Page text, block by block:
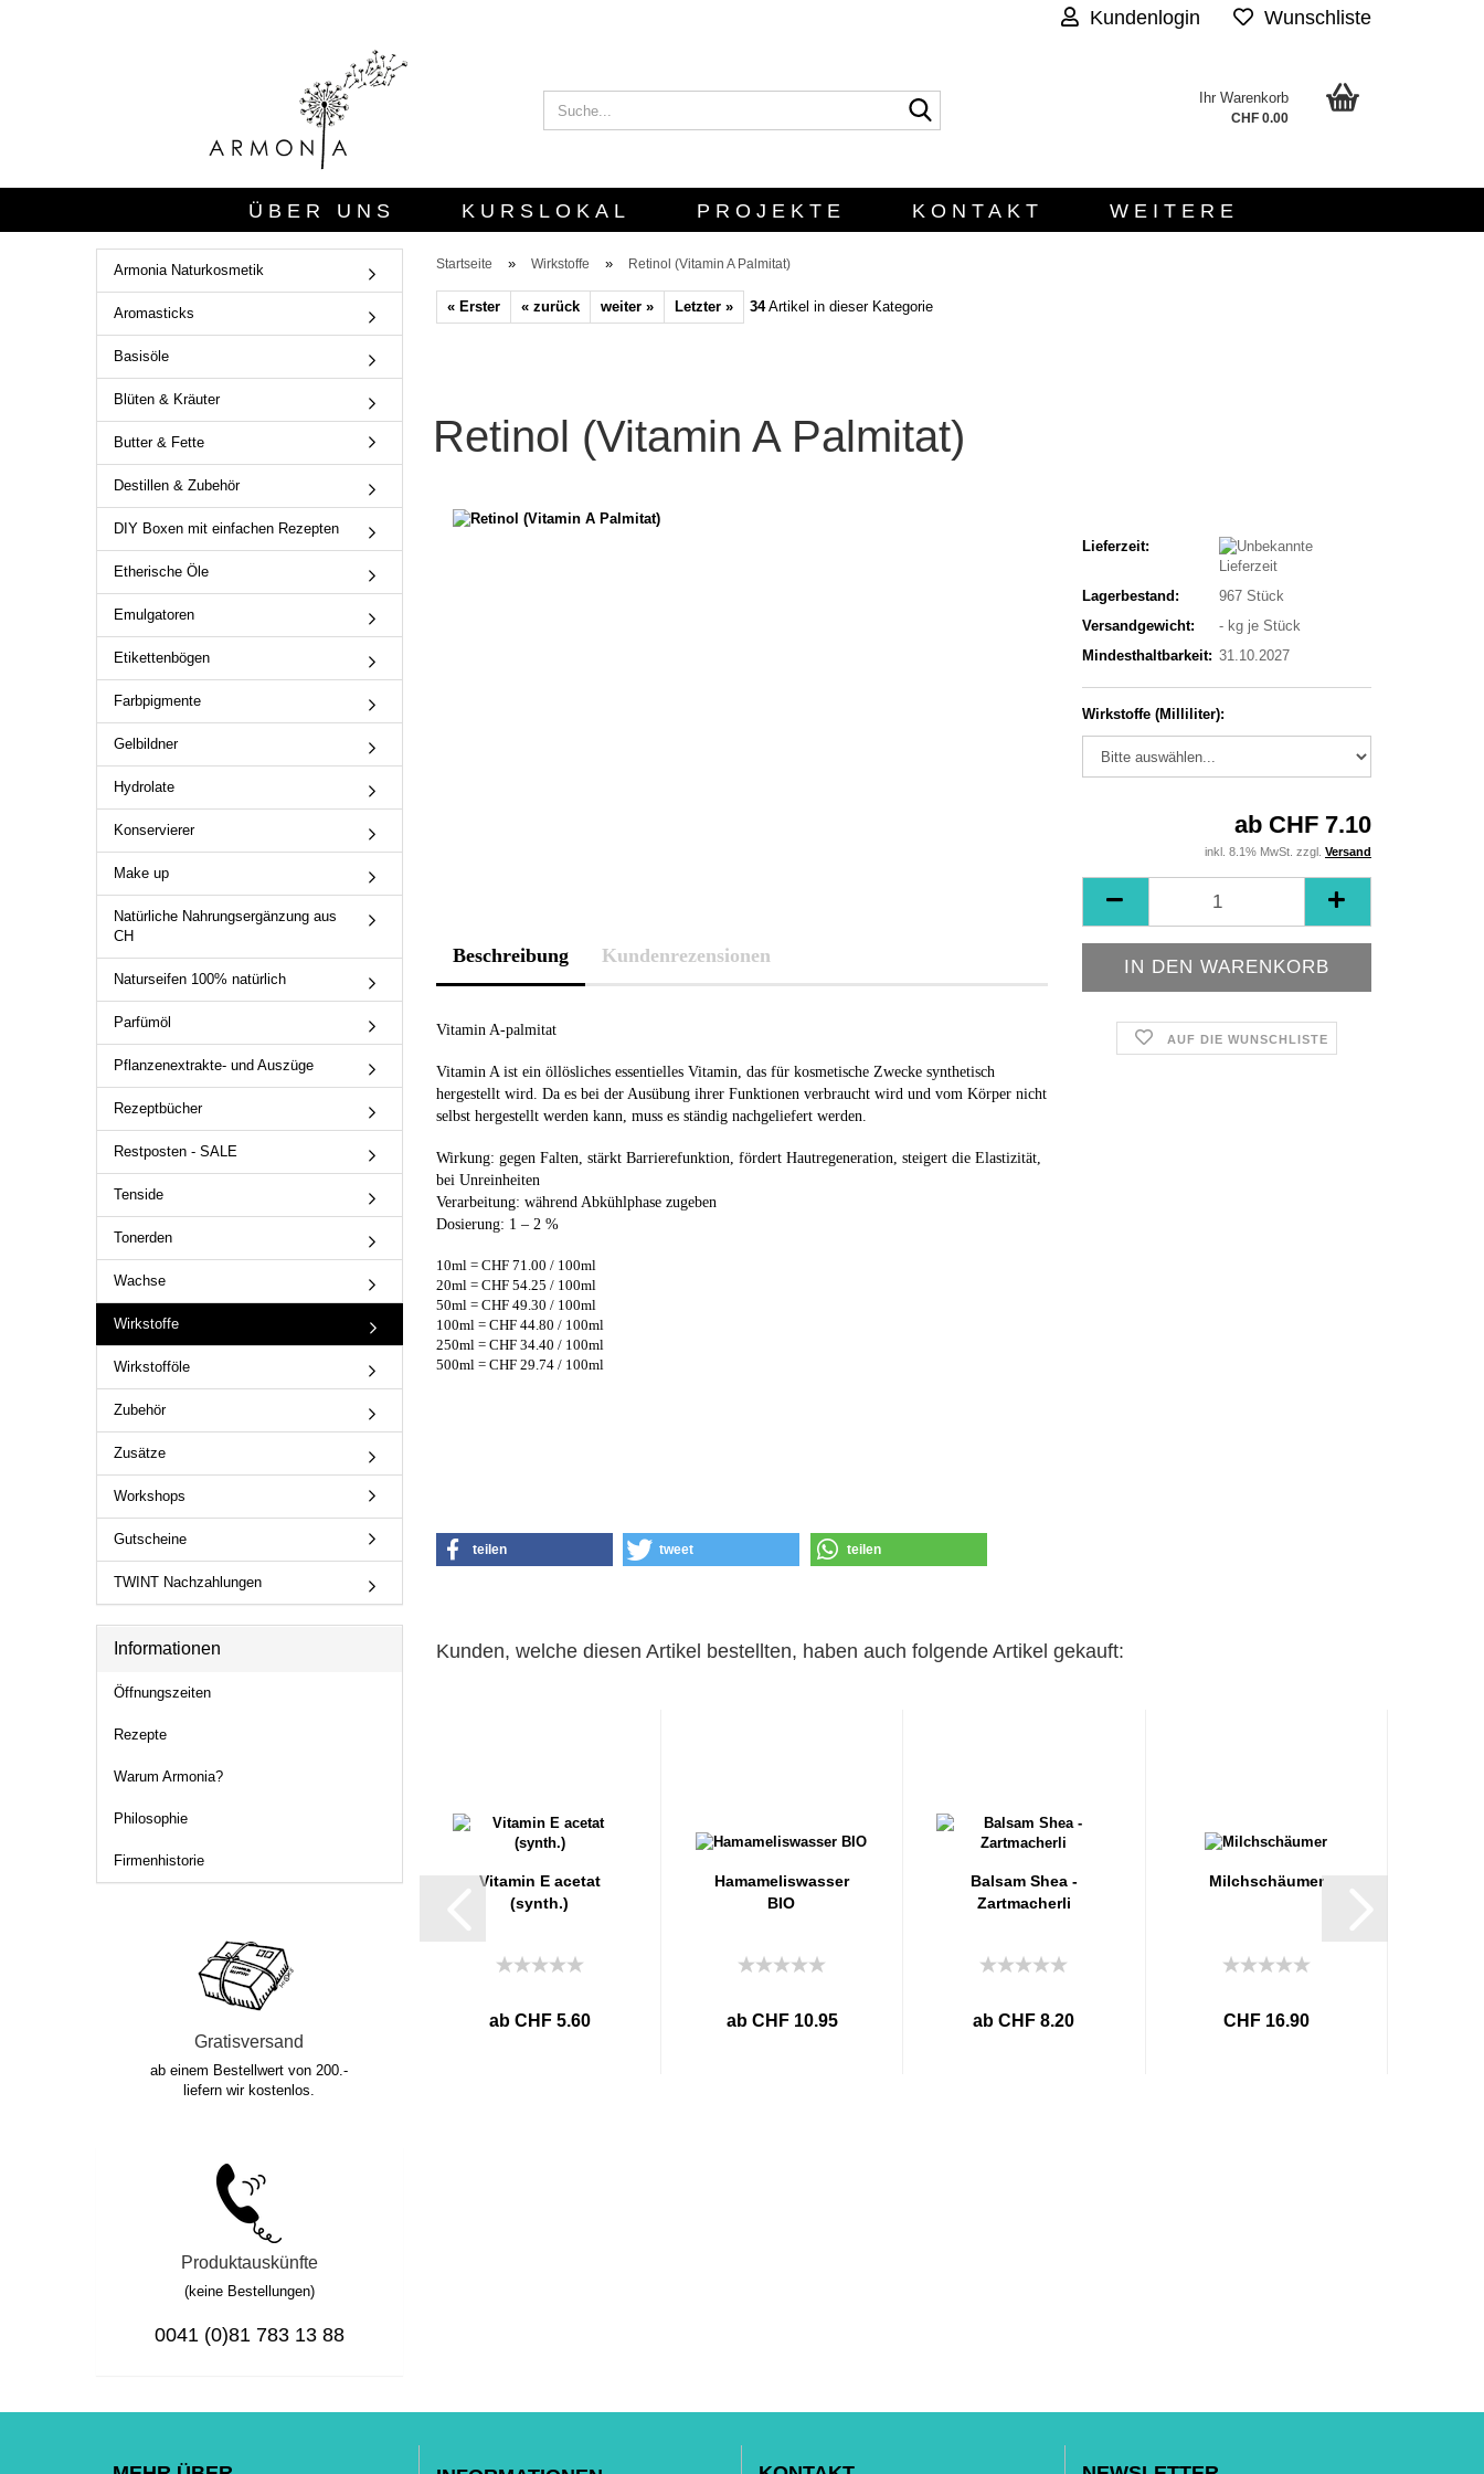
Kundenlogin
E-Mail
Passwort
Wunschliste
Ihr Warenkorb
CHF 0.00
ÜBER UNS KURSLOKAL PROJEKTE KONTAKT WEITERE
Startseite » Wirkstoffe » Retinol (Vitamin A Palmitat)
« Erster « zurück weiter » Letzter » 34Artikel in dieser Kategorie
Retinol (Vitamin A Palmitat)
Lieferzeit:
Lagerbestand: 967 Stück
Versandgewicht:
-kg je Stück
Mindesthaltbarkeit: 31.10.2027
Wirkstoffe (Milliliter):
ab CHF 7.10
inkl. 8.1% MwSt. zzgl. Versand
AUF DIE WUNSCHLISTE
Beschreibung Kundenrezensionen
Vitamin A-palmitat
Vitamin A ist ein öllösliches essentielles Vitamin, das für kosmetische Zwecke synthetisch
hergestellt wird. Da es bei der Ausübung ihrer Funktionen verbraucht wird und vom Körper nicht
selbst hergestellt werden kann, muss es ständig nachgeliefert werden.
Wirkung: gegen Falten, stärkt Barrierefunktion, fördert Hautregeneration, steigert die Elastizität,
bei Unreinheiten
Verarbeitung: während Abkühlphase zugeben
Dosierung: 1 – 2 %
10ml = CHF 71.00 / 100ml
20ml = CHF 54.25 / 100ml
50ml = CHF 49.30 / 100ml
100ml = CHF 44.80 / 100ml
250ml = CHF 34.40 / 100ml
500ml = CHF 29.74 / 100ml
teilen tweet teilen
Kunden, welche diesen Artikel bestellten, haben auch folgende Artikel gekauft:
Vitamin E acetat
(synth.)
ab CHF 5.60
Hamameliswasser
BIO
ab CHF 10.95
Balsam Shea -
Zartmacherli
ab CHF 8.20
Milchschäumer
CHF 16.90
Armonia Naturkosmetik
Aromasticks
Basisöle
Blüten & Kräuter
Butter & Fette
Destillen & Zubehör
DIY Boxen mit einfachen Rezepten
Etherische Öle
Emulgatoren
Etikettenbögen
Farbpigmente
Gelbildner
Hydrolate
Konservierer
Make up
Natürliche Nahrungsergänzung aus
CH
Naturseifen 100% natürlich
Parfümöl
Pflanzenextrakte- und Auszüge
Rezeptbücher
Restposten - SALE
Tenside
Tonerden
Wachse
Wirkstoffe
Wirkstofföle
Zubehör
Zusätze
Workshops
Gutscheine
TWINT Nachzahlungen
Informationen
Öffnungszeiten
Rezepte
Warum Armonia?
Philosophie
Firmenhistorie
Gratisversand
ab einem Bestellwert von 200.-
liefern wir kostenlos.
Produktauskünfte
(keine Bestellungen)
0041 (0)81 783 13 88